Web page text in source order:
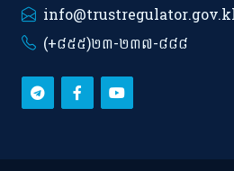
(+៨៥៥)២៣-២៣៧-៨៨៨